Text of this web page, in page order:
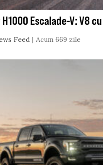
Escalade-V: V8
Feed Acum 669 zile